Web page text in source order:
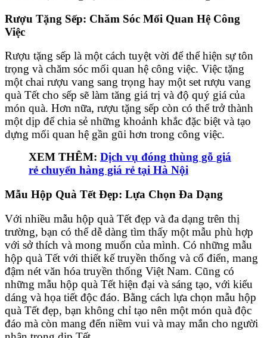
Rượu Tặng Sếp: Chăm Sóc Mối Quan Hệ Công
Việc
Rượu tặng sếp là một cách tuyệt vời để thể hiện sự tôn
trọng và chăm sóc mối quan hệ công việc. Việc tặng
một chai rượu vang sang trọng hay một set rượu vang
quà Tết cho sếp sẽ làm tăng giá trị và độ quý giá của
món quà. Hơn nữa, rượu tặng sếp còn có thể trở thành
một dịp để chia sẻ những khoảnh khắc đặc biệt và tạo
dựng mối quan hệ gần gũi hơn trong công việc.
XEM THÊM: Dịch vụ đóng thùng gỗ giá
rẻ chuyển hàng giá rẻ tại Hà Nội
Mẫu Hộp Quà Tết Đẹp: Lựa Chọn Đa Dạng
Với nhiều mẫu hộp quà Tết đẹp và đa dạng trên thị
trường, bạn có thể dễ dàng tìm thấy một mẫu phù hợp
với sở thích và mong muốn của mình. Có những mẫu
hộp quà Tết với thiết kế truyền thống và cổ điển, mang
đậm nét văn hóa truyền thống Việt Nam. Cũng có
những mẫu hộp quà Tết hiện đại và sáng tạo, với kiểu
dáng và họa tiết độc đáo. Bằng cách lựa chọn mẫu hộp
quà Tết đẹp, bạn không chỉ tạo nên một món quà độc
đáo mà còn mang đến niềm vui và may mắn cho người